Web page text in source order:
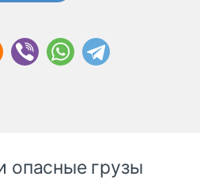
опасные грузы